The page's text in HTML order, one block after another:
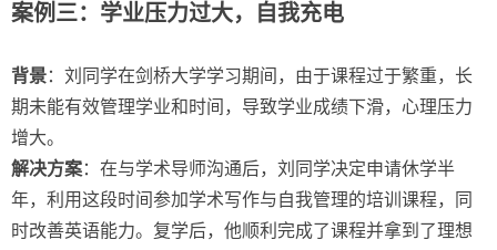
案例三：学业压力过大，自我充电
背景：刘同学在剑桥大学学习期间，由于课程过于繁重，长
期未能有效管理学业和时间，导致学业成绩下滑，心理压力
增大。
解决方案：在与学术导师沟通后，刘同学决定申请休学半
年，利用这段时间参加学术写作与自我管理的培训课程，同
时改善英语能力。复学后，他顺利完成了课程并拿到了理想